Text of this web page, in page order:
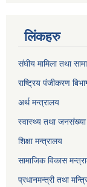
लिंकहरु
संघीय मामिला तथा
राष्ट्रिय पंजीकरण
अर्थ मन्त्रालय
स्वास्थ्य तथा जनसंख्या
शिक्षा मन्त्रालय
सामाजिक विकास
प्रधानमन्त्री तथा